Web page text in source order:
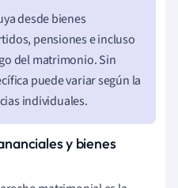
desde bienes
pensiones e incluso
del matrimonio. Sin
puede variar según la
individuales.
y bienes